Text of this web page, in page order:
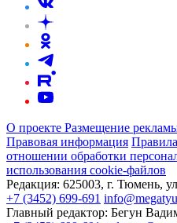
О проекте Размещение
Правовая информация
отношении обработки
использования cookie-файлов
Редакция: 625003, г. Тюмень,
+7 (3452) 699-691
Главный редактор: Бегун